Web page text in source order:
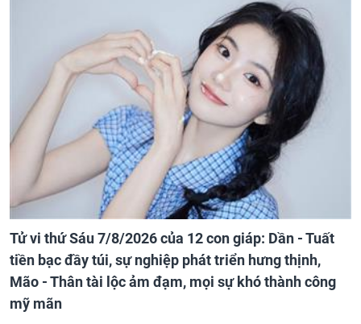
Tử vi thứ Sáu 7/8/2026 của 12 con giáp: Dần - Tuất
tiền bạc đầy túi, sự nghiệp phát triển hưng thịnh,
Mão - Thân tài lộc ảm đạm, mọi sự khó thành công
mỹ mãn